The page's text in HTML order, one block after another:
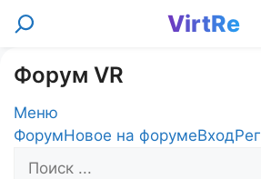
Перейти
VirtRe
Поиск
Форум VR
Меню
Навигация
Форума
ФорумНовое на форумеВход